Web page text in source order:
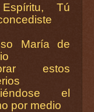
Tú
María de
estos
el
por medio